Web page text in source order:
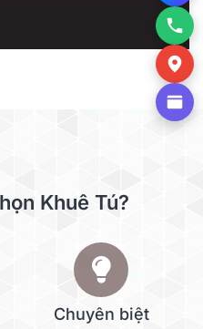
Khuê Tú?
Chuyên biệt